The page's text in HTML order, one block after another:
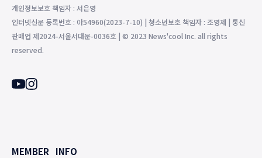
개인정보보호 책임자 : 서은영
인터넷신문 등록번호 : 아54960(2023-7-10) | 청소년보호 책임자 : 조영제 | 통신
판매업 제2024-서울서대문-0036호 | © 2023 News'cool Inc. all rights
reserved.
MEMBER INFO